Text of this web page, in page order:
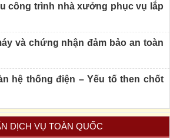
công trình nhà xưởng phục vụ lắp
và chứng nhận đảm bảo an toàn
hệ thống điện – Yếu tố then chốt
DỊCH VỤ TOÀN QUỐC